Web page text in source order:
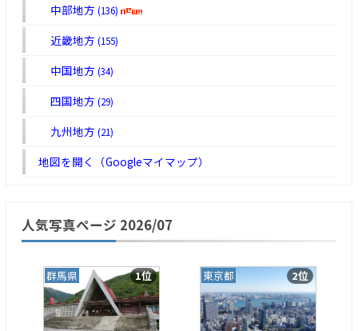
中部地方 (136)
近畿地方 (155)
中国地方 (34)
四国地方 (29)
九州地方 (21)
地図を開く（Googleマイマップ）
人気写真ページ 2026/07
群馬県 1位 東京都 2位